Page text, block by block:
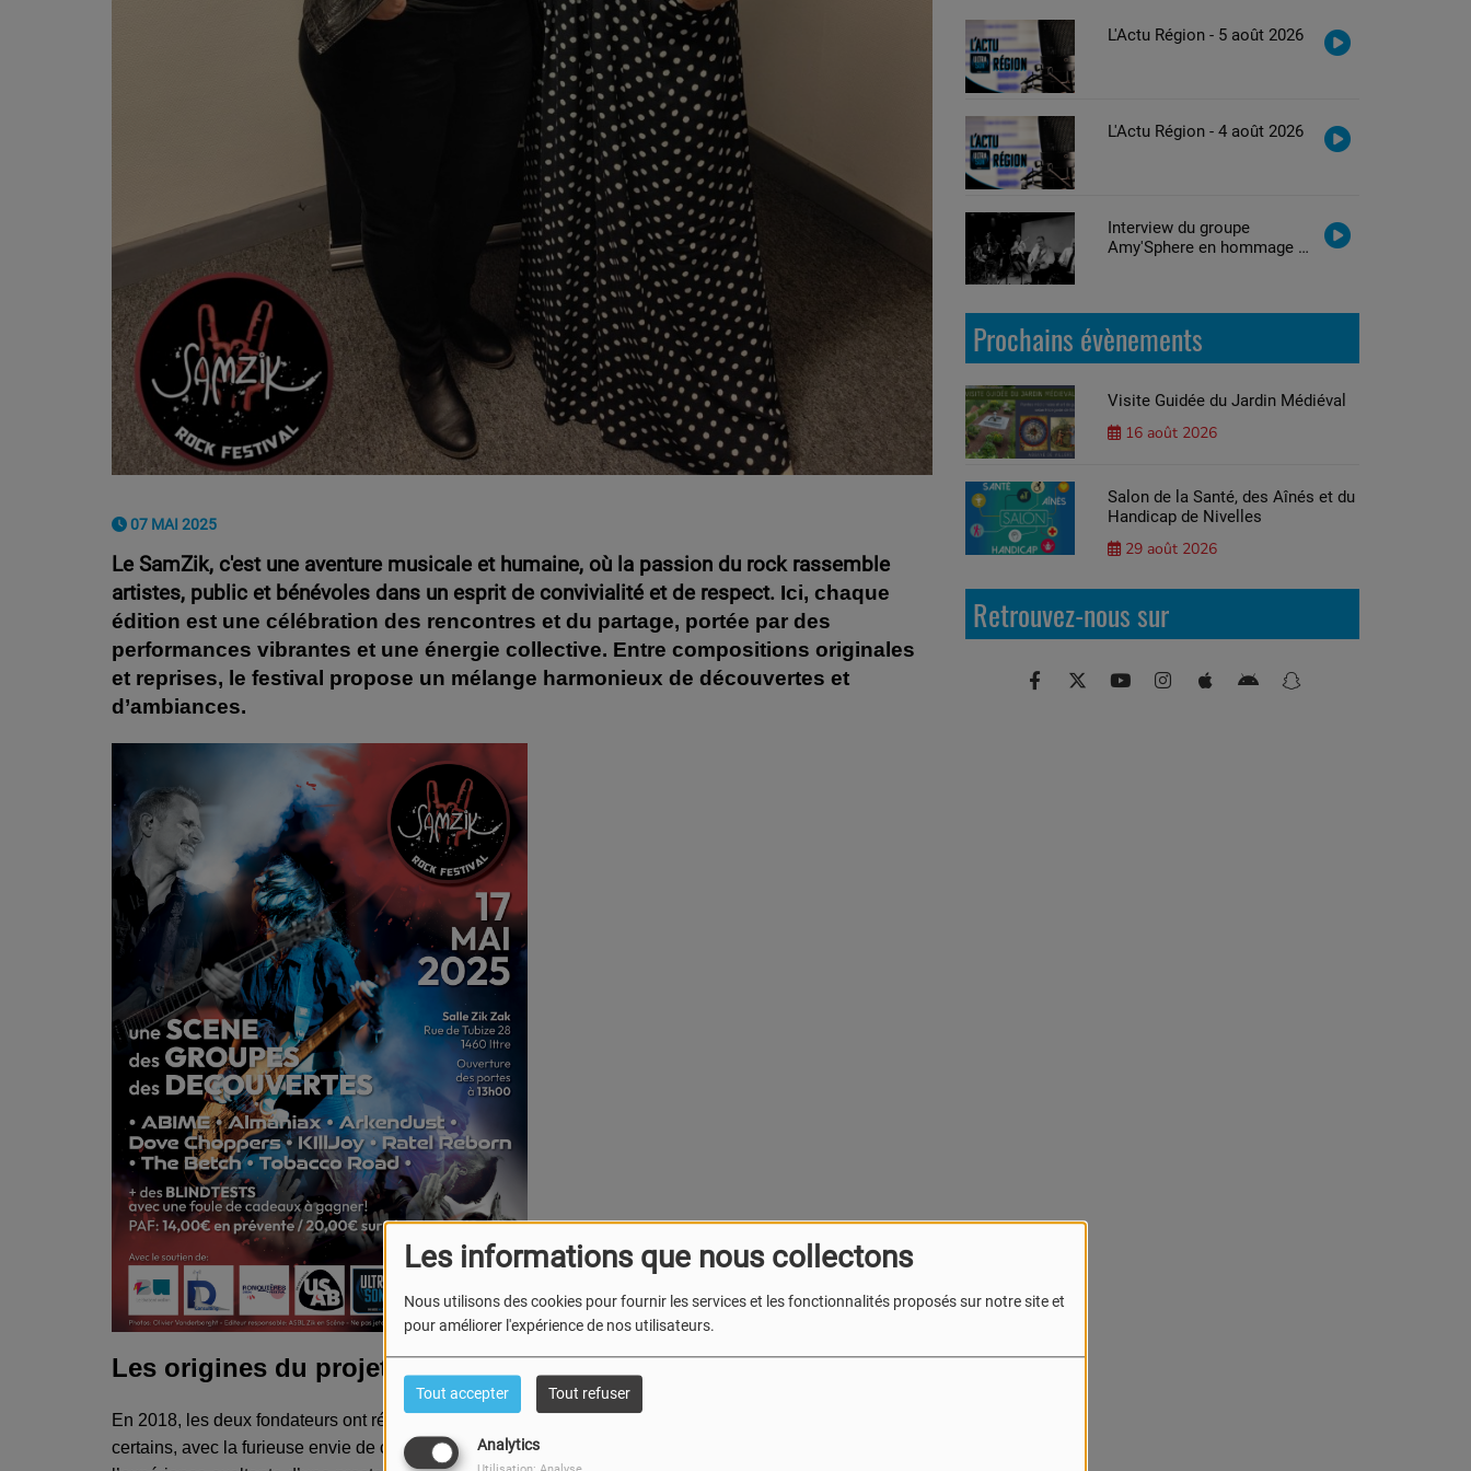
Les informations que nous collectons
Nous utilisons des cookies pour fournir les services et les fonctionnalités proposés sur notre site et
pour améliorer l'expérience de nos utilisateurs.
Tout accepter Tout refuser
Analytics
07 MAI 2025
Le SamZik, c'est une aventure musicale et humaine, où la passion du rock rassemble
artistes, public et bénévoles dans un esprit de convivialité et de respect. Ici, chaque
édition est une célébration des rencontres et du partage, portée par des
performances vibrantes et une énergie collective. Entre compositions originales
et reprises, le festival propose un mélange harmonieux de découvertes et
d’ambiances.
Les origines du projet:
En 2018, les deux fondateurs ont réuni une bande d’amis, amateurs de musique et musiciens pour
certains, avec la furieuse envie de créer un projet unique: offrir à des groupes amateurs la chance de vivre
L'Actu Région - 5 août 2026
L'Actu Région - 4 août 2026
Interview du groupe
Amy'Sphere en hommage à
Prochains évènements
Visite Guidée du Jardin Médiéval
16 août 2026
Salon de la Santé, des Aînés et du
Handicap de Nivelles
29 août 2026
Retrouvez-nous sur